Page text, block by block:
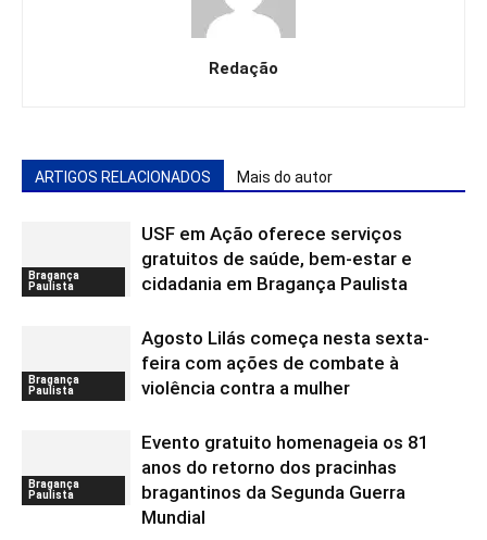
Redação
ARTIGOS RELACIONADOS Mais do autor
Bragança
Paulista
USF em Ação oferece serviços
gratuitos de saúde, bem-estar e
cidadania em Bragança Paulista
Bragança
Paulista
Agosto Lilás começa nesta sexta-
feira com ações de combate à
violência contra a mulher
Bragança
Paulista
Evento gratuito homenageia os 81
anos do retorno dos pracinhas
bragantinos da Segunda Guerra
Mundial